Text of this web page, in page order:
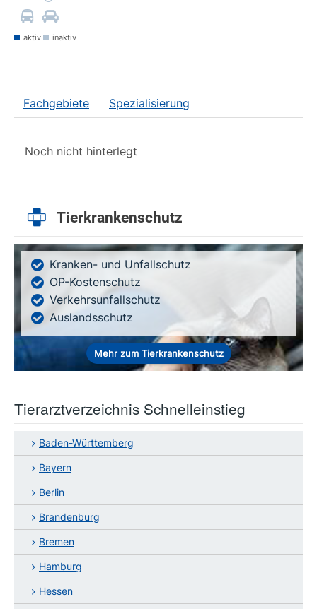
aktiv inaktiv
Fachgebiete Spezialisierung
Noch nicht hinterlegt
Tierkrankenschutz
Kranken- und Unfallschutz
OP-Kostenschutz
Verkehrsunfallschutz
Auslandsschutz
Mehr zum Tierkrankenschutz
Tierarztverzeichnis Schnelleinstieg
Baden-Württemberg
Bayern
Berlin
Brandenburg
Bremen
Hamburg
Hessen